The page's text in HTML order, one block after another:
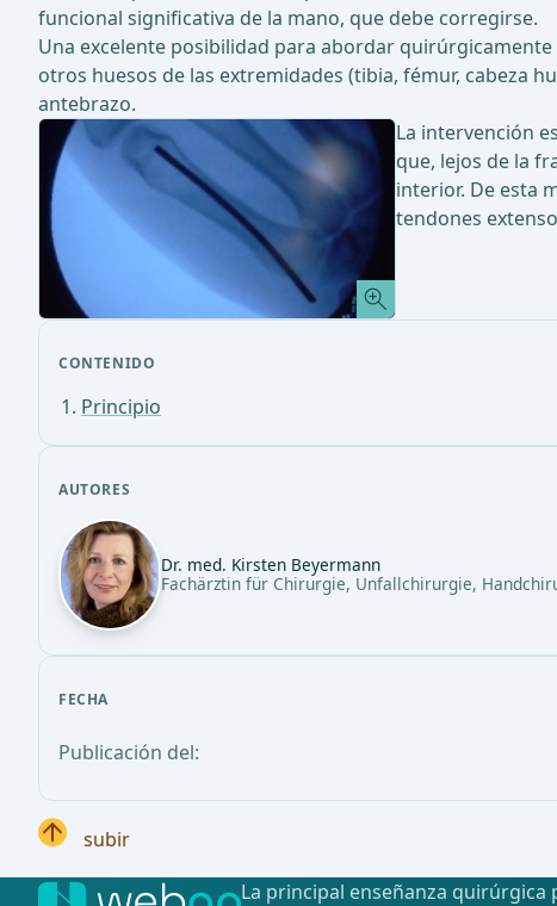
CONTENIDO
Principio
AUTORES
Dr. med. Kirsten Beyermann
Fachärztin für Chirurgie, Unfallchirurgie,
FECHA
Publicación del:
funcional significativa de la mano, que debe corregirse.
Una excelente posibilidad para abordar
otros huesos de las extremidades (tibia, fémur, cabeza
antebrazo.
La intervención
que, lejos de la
interior. De esta
tendones
subir
La principal enseñanza quirúrgica